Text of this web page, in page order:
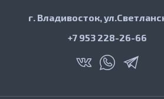
г. Владивосток,
+7 953 228-26-66